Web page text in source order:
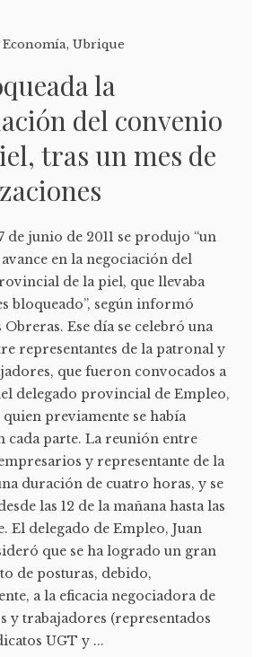
, Ubrique
la
del convenio
tras un mes de
de junio de 2011 se produjo “un
en la negociación del
de la piel, que llevaba
bloqueado”, según informó
Ese día se celebró una
representantes de la patronal y
que fueron convocados a
delegado provincial de Empleo,
quien previamente se había
cada parte. La reunión entre
y representante de la
duración de cuatro horas, y se
las 12 de la mañana hasta las
El delegado de Empleo, Juan
que se ha logrado un gran
de posturas, debido,
a la eficacia negociadora de
y trabajadores (representados
UGT y ...